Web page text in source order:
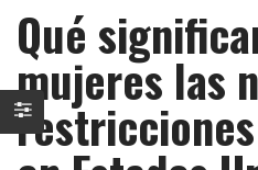
Qué
mujeres las